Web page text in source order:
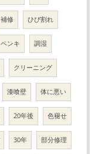
補修 ひび割れ
ペンキ 調湿
クリーニング
漆喰壁 体に悪い
20年後 色褪せ
30年 部分修理